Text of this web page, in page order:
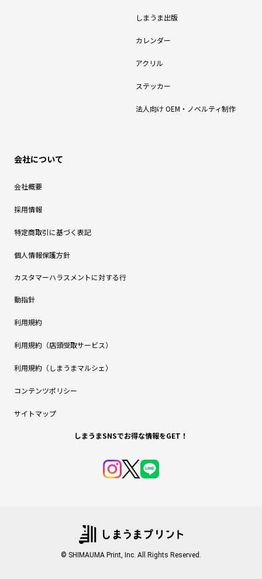
しまうま出版
カレンダー
アクリル
ステッカー
法人向け OEM・ノベルティ制作
会社について
会社概要
採用情報
特定商取引に基づく表記
個人情報保護方針
カスタマーハラスメントに対する行
動指針
利用規約
利用規約（店頭受取サービス）
利用規約（しまうまマルシェ）
コンテンツポリシー
サイトマップ
しまうまSNSでお得な情報をGET！
© SHIMAUMA Print, Inc. All Rights Reserved.